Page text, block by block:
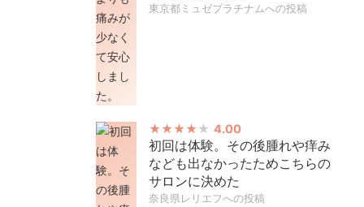
東京都ミュゼプラチナムへの投稿
4.00
初回は体験。その後腫れや痒み
なども出なかったためこちらの
サロンに決めた
奈良県レリエフへの投稿